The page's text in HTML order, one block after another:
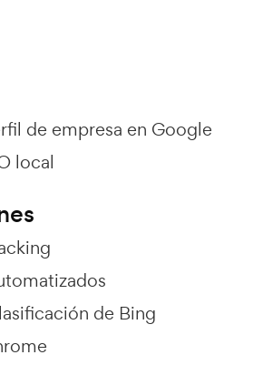
de empresa en Google
local
de Bing